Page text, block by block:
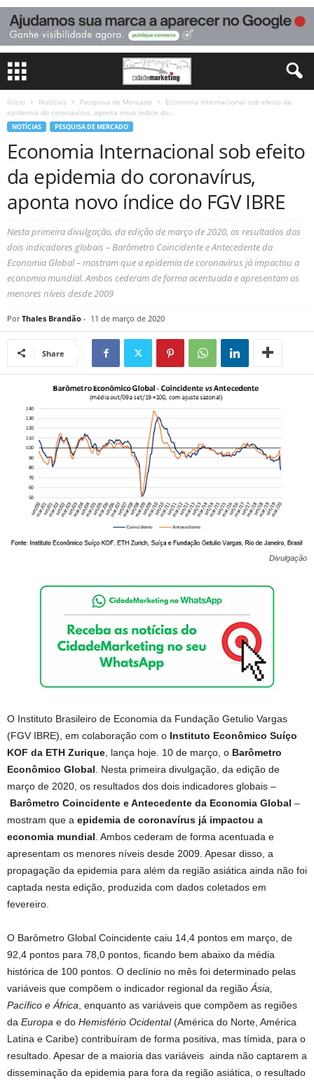
Início Notícias Pesquisa de Mercado
Economia Internacional sob efeito da
epidemia do coronavírus, aponta novo índice do...
NOTÍCIAS PESQUISA DE MERCADO
Economia Internacional sob efeito
da epidemia do coronavírus,
aponta novo índice do FGV IBRE
Nesta primeira divulgação, da edição de março de 2020, os resultados dos
dois indicadores globais – Barômetro Coincidente e Antecedente da
Economia Global – mostram que a epidemia de coronavírus já impactou a
economia mundial. Ambos cederam de forma acentuada e apresentam os
menores níveis desde 2009
Por Thales Brandão - 11 de março de 2020
Share
Divulgação
O Instituto Brasileiro de Economia da Fundação Getulio Vargas
(FGV IBRE), em colaboração com o Instituto Econômico Suíço
KOF da ETH Zurique , lança hoje. 10 de março, o Barômetro
Econômico Global . Nesta primeira divulgação, da edição de
março de 2020, os resultados dos dois indicadores globais –
Barômetro Coincidente e Antecedente da Economia Global –
mostram que a epidemia de coronavírus já impactou a
economia mundial . Ambos cederam de forma acentuada e
apresentam os menores níveis desde 2009. Apesar disso, a
propagação da epidemia para além da região asiática ainda não foi
captada nesta edição, produzida com dados coletados em
fevereiro.
O Barômetro Global Coincidente caiu 14,4 pontos em março, de
92,4 pontos para 78,0 pontos, ficando bem abaixo da média
histórica de 100 pontos. O declínio no mês foi determinado pelas
variáveis que compõem o indicador regional da região Ásia,
Pacífico e África , enquanto as variáveis que compõem as regiões
da Europa e do Hemisfério Ocidental(América do Norte, América
Latina e Caribe) contribuíram de forma positiva, mas tímida, para o
resultado. Apesar de a maioria das variáveis ​​ ainda não captarem a
disseminação da epidemia para fora da região asiática, o resultado